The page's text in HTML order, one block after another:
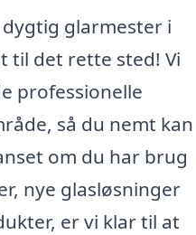
glarmester i
til det rette sted! Vi
professionelle
så du nemt kan
om du har brug
nye glasløsninger
er vi klar til at